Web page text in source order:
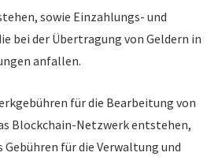
sowie Einzahlungs- und
bei der Übertragung von Geldern in
anfallen.
für die Bearbeitung von
Blockchain-Netzwerk entstehen,
für die Verwaltung und